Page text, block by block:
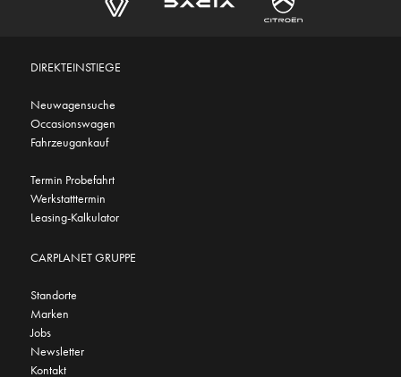
DIREKTEINSTIEGE
Neuwagensuche
Occasionswagen
Fahrzeugankauf
Termin Probefahrt
Werkstatttermin
Leasing-Kalkulator
CARPLANET GRUPPE
Standorte
Marken
Jobs
Newsletter
Kontakt